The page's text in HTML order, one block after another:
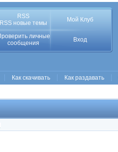
RSS
RSS новые темы
Мой Клуб
личные
сообщения
Вход
Как скачивать Как раздавать